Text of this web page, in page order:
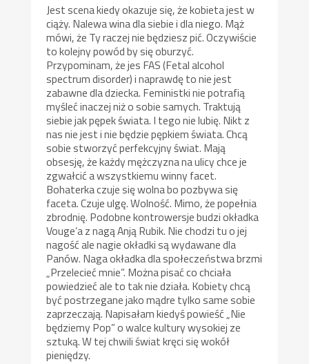
Jest scena kiedy okazuje się, że kobieta jest w
ciąży. Nalewa wina dla siebie i dla niego. Mąż
mówi, że Ty raczej nie będziesz pić. Oczywiście
to kolejny powód by się oburzyć.
Przypominam, że jes FAS (Fetal alcohol
spectrum disorder) i naprawdę to nie jest
zabawne dla dziecka. Feministki nie potrafią
myśleć inaczej niż o sobie samych. Traktują
siebie jak pępek świata. I tego nie lubię. Nikt z
nas nie jest i nie będzie pępkiem świata. Chcą
sobie stworzyć perfekcyjny świat. Mają
obsesję, że każdy mężczyzna na ulicy chce je
zgwałcić a wszystkiemu winny facet.
Bohaterka czuje się wolna bo pozbywa się
faceta. Czuje ulgę. Wolność. Mimo, że popełnia
zbrodnię. Podobne kontrowersje budzi okładka
Vouge’a z nagą Anją Rubik. Nie chodzi tu o jej
nagość ale nagie okładki są wydawane dla
Panów. Naga okładka dla społeczeństwa brzmi
„Przelecieć mnie”. Można pisać co chciała
powiedzieć ale to tak nie działa. Kobiety chcą
być postrzegane jako mądre tylko same sobie
zaprzeczają. Napisałam kiedyś powieść „Nie
będziemy Pop” o walce kultury wysokiej ze
sztuką. W tej chwili świat kręci się wokół
pieniędzy.